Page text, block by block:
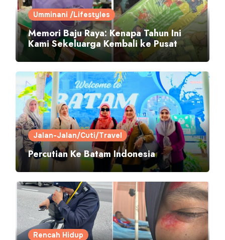
Umminani /Lifestyles
Memori Baju Raya: Kenapa Tahun Ini
Kami Sekeluarga Kembali ke Pusat
Pakaian Hari-Hari?
Jalan-Jalan/Cuti/Travel
Percutian Ke Batam Indonesia
Rencah Hidup